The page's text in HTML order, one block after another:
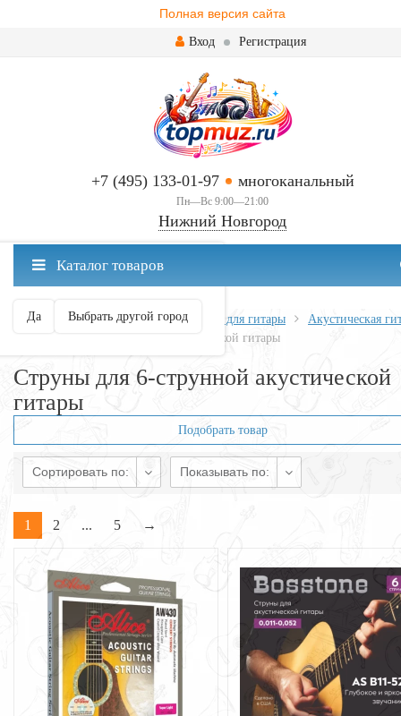
Полная версия сайта
Вход Регистрация
+7 (495) 133-01-97 многоканальный
Пн—Вс 9:00—21:00
Нижний Новгород
Нижний Новгород ваш город?
Да Выбрать другой город
Каталог товаров
Главная Всё для гитары Струны для гитары
Акустическая
Струны для 6-струнной акустической гитары
Струны для 6-струнной акустической
гитары
Подобрать товар
Сортировать по: Показывать по:
1 2 ... 5 →